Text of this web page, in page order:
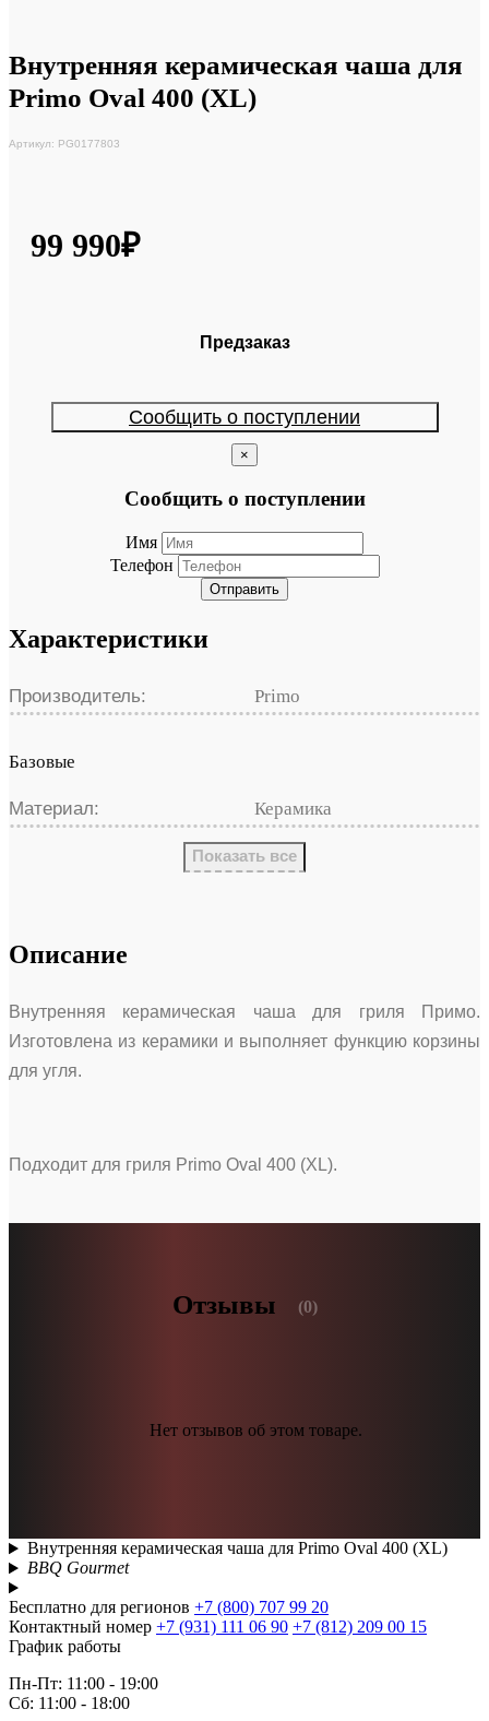
Внутренняя керамическая чаша для
Primo Oval 400 (XL)
Артикул: PG0177803
99 990₽
Предзаказ
Сообщить о поступлении
×
Сообщить о поступлении
Имя
Телефон
Отправить
Характеристики
Производитель: Primo
Базовые
Материал: Керамика
Показать все
Описание
Внутренняя керамическая чаша для гриля Примо.
Изготовлена из керамики и выполняет функцию корзины
для угля.
Подходит для гриля Primo Oval 400 (XL).
Отзывы (0)
Нет отзывов об этом товаре.
Внутренняя керамическая чаша для Primo Oval 400 (XL)
BBQ Gourmet
Бесплатно для регионов +7 (800) 707 99 20
Контактный номер +7 (931) 111 06 90 +7 (812) 209 00 15
График работы
Пн-Пт: 11:00 - 19:00
Сб: 11:00 - 18:00